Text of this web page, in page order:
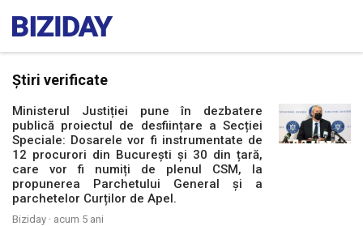
Știri verificate
Ministerul Justiției pune în dezbatere
publică proiectul de desființare a Secției
Speciale: Dosarele vor fi instrumentate de
12 procurori din București și 30 din țară,
care vor fi numiți de plenul CSM, la
propunerea Parchetului General și a
parchetelor Curților de Apel.
Biziday · acum 5 ani